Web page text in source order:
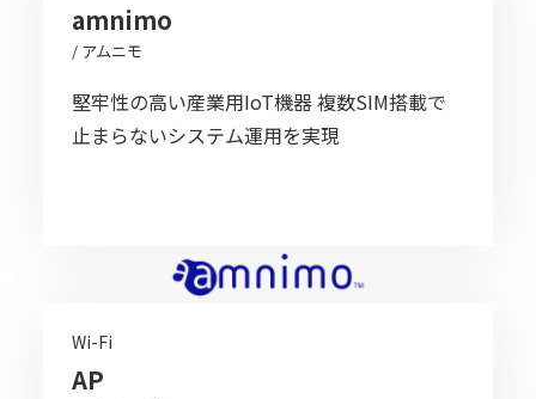
amnimo
/ アムニモ
堅牢性の高い産業用IoT機器 複数SIM搭載で
止まらないシステム運用を実現
Wi-Fi
AP